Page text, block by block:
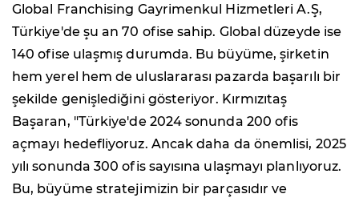
Global Franchising Gayrimenkul Hizmetleri A.Ş,
Türkiye'de şu an 70 ofise sahip. Global düzeyde ise
140 ofise ulaşmış durumda. Bu büyüme, şirketin
hem yerel hem de uluslararası pazarda başarılı bir
şekilde genişlediğini gösteriyor. Kırmızıtaş
Başaran, "Türkiye'de 2024 sonunda 200 ofis
açmayı hedefliyoruz. Ancak daha da önemlisi, 2025
yılı sonunda 300 ofis sayısına ulaşmayı planlıyoruz.
Bu, büyüme stratejimizin bir parçasıdır ve